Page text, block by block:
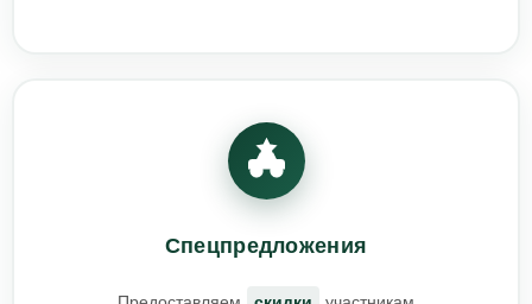
Спецпредложения